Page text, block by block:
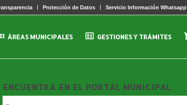
Protección de Datos Servicio Información Whatsapp
ÁREAS MUNICIPALES GESTIONES Y TRÁMITES
ENCUENTRA EN EL PORTAL MUNICIPAL